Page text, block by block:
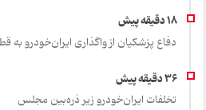
دفاع پزشکیان از واگذاری ایران‌خودرو
تخلفات ایران‌خودرو زیر ذره‌بین مجلس